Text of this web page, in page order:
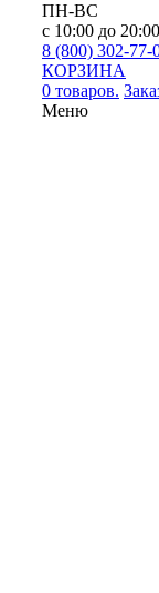
ПН-ВС
с 10:00 до 20:00
8 (800) 302-77-
КОРЗИНА
0 товаров.
Меню